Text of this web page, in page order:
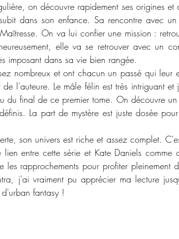
on découvre rapidement ses origines et
dans son enfance. Sa rencontre avec un
On va lui confier une mission :
elle va se retrouver avec un
imposant dans sa vie bien rangée.
nombreux et ont chacun un passé qui leur
l'auteure. Le mâle félin est très intriguant et
du final de ce premier tome. On découvre un
La part de mystère est juste dosée
son univers est riche et assez complet.
entre cette série et Kate Daniels comme
rapprochements pour profiter pleinement
j'ai vraiment pu apprécier ma lecture
fantasy !